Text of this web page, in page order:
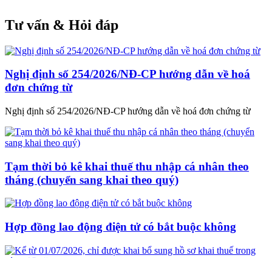
Tư vấn & Hỏi đáp
Nghị định số 254/2026/NĐ-CP hướng dẫn về hoá
đơn chứng từ
Nghị định số 254/2026/NĐ-CP hướng dẫn về hoá đơn chứng từ
Tạm thời bỏ kê khai thuế thu nhập cá nhân theo
tháng (chuyển sang khai theo quý)
Hợp đồng lao động điện tử có bắt buộc không